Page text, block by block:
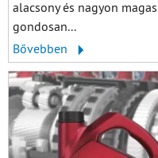
alacsony és nagyon
gondosan...
Bővebben